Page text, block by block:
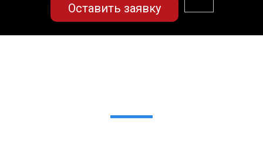
Оставить заявку